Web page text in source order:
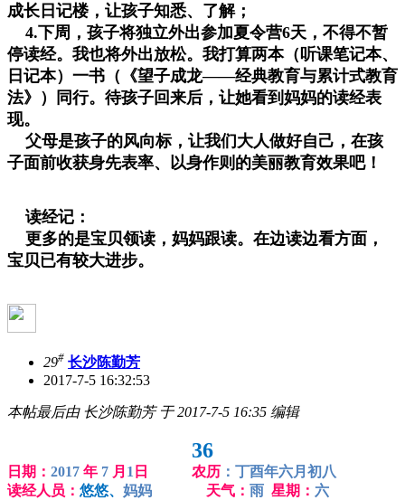
成长日记楼，让孩子知悉、了解；
4.下周，孩子将独立外出参加夏令营6天，不得不暂
停读经。我也将外出放松。我打算两本（听课笔记本、
日记本）一书（《望子成龙——经典教育与累计式教育
法》）同行。待孩子回来后，让她看到妈妈的读经表
现。
父母是孩子的风向标，让我们大人做好自己，在孩
子面前收获身先表率、以身作则的美丽教育效果吧！
读经记：
更多的是宝贝领读，妈妈跟读。在边读边看方面，
宝贝已有较大进步。
29# 长沙陈勤芳
2017-7-5 16:32:53
本帖最后由 长沙陈勤芳 于 2017-7-5 16:35 编辑
36
日期： 2017 年 7 月 1 日 农历 ：丁酉年六月初八
读经人员： 悠悠、 妈妈 天气： 雨 星期： 六